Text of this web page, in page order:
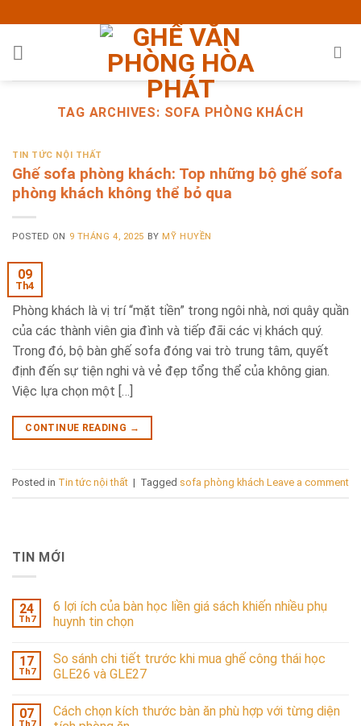
to
content
TAG ARCHIVES: SOFA PHÒNG KHÁCH
TIN TỨC NỘI THẤT
Ghế sofa phòng khách: Top những bộ ghế sofa
phòng khách không thể bỏ qua
POSTED ON 9 THÁNG 4, 2025 BY MỸ HUYỀN
09
Th4
Phòng khách là vị trí “mặt tiền” trong ngôi nhà, nơi quây quần
của các thành viên gia đình và tiếp đãi các vị khách quý.
Trong đó, bộ bàn ghế sofa đóng vai trò trung tâm, quyết
định đến sự tiện nghi và vẻ đẹp tổng thể của không gian.
Việc lựa chọn một […]
CONTINUE READING →
Posted in Tin tức nội thất | Tagged sofa phòng khách Leave a comment
TIN MỚI
24
Th7
6 lợi ích của bàn học liền giá sách khiến nhiều phụ
huynh tin chọn
17
Th7
So sánh chi tiết trước khi mua ghế công thái học
GLE26 và GLE27
07
Cách chọn kích thước bàn ăn phù hợp với từng diện